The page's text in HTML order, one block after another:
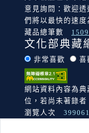
意見詢問：歡迎
們將以最快的速度
藏品總筆數
文化部典藏
非常喜歡 喜
網站資料內容為
位，若尚未著錄者
瀏覽人次